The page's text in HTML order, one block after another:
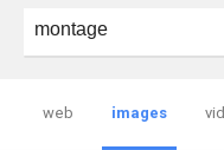
web images